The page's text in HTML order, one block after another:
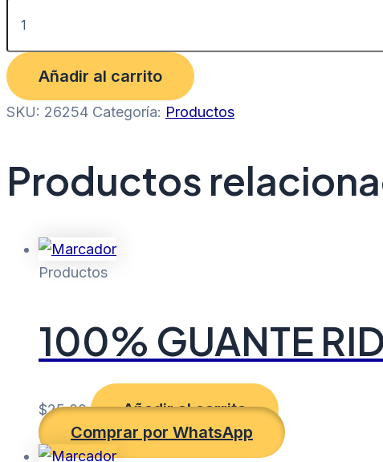
Añadir al carrito
SKU: 26254 Categoría: Productos
Productos
Productos
100% GUANTE
$25.00
Añadir al carrito
Comprar por WhatsApp